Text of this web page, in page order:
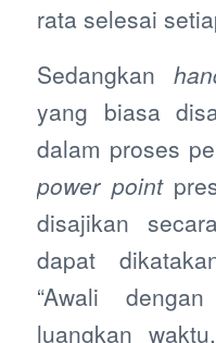
rata selesai
Sedangkan
yang biasa
dalam proses
power point
disajikan
dapat
“Awali
luangkan